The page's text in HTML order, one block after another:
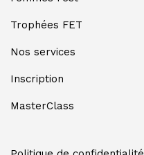
Trophées FET
Nos services
Inscription
MasterClass